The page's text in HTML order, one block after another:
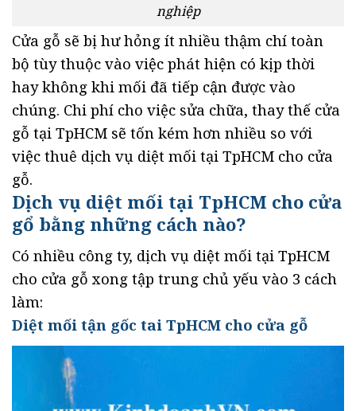
nghiệp
Cửa gỗ sẽ bị hư hỏng ít nhiều thậm chí toàn
bộ tùy thuộc vào việc phát hiện có kịp thời
hay không khi mối đã tiếp cận được vào
chúng. Chi phí cho việc sửa chữa, thay thế cửa
gỗ tại TpHCM sẽ tốn kém hơn nhiều so với
việc thuê dịch vụ diệt mối tại TpHCM cho cửa
gỗ.
Dịch vụ diệt mối tại TpHCM cho cửa
gổ bằng những cách nào?
Có nhiều công ty, dịch vụ diệt mối tại TpHCM
cho cửa gỗ xong tập trung chủ yếu vào 3 cách
làm:
Diệt mối tận gốc tai TpHCM cho cửa gỗ